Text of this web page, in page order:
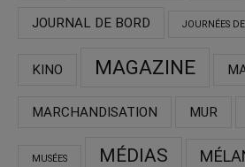
JOURNAL DE BORD JOURNÉES
KINO MAGAZINE
MARCHANDISATION MUR
MUSÉES MÉDIAS